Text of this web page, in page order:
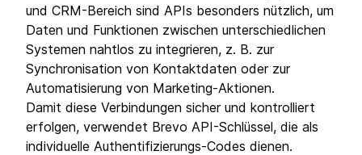
und CRM-Bereich sind APIs besonders nützlich, um
Daten und Funktionen zwischen unterschiedlichen
Systemen nahtlos zu integrieren, z. B. zur
Synchronisation von Kontaktdaten oder zur
Automatisierung von Marketing-Aktionen.
Damit diese Verbindungen sicher und kontrolliert
erfolgen, verwendet Brevo API-Schlüssel, die als
individuelle Authentifizierungs-Codes dienen.